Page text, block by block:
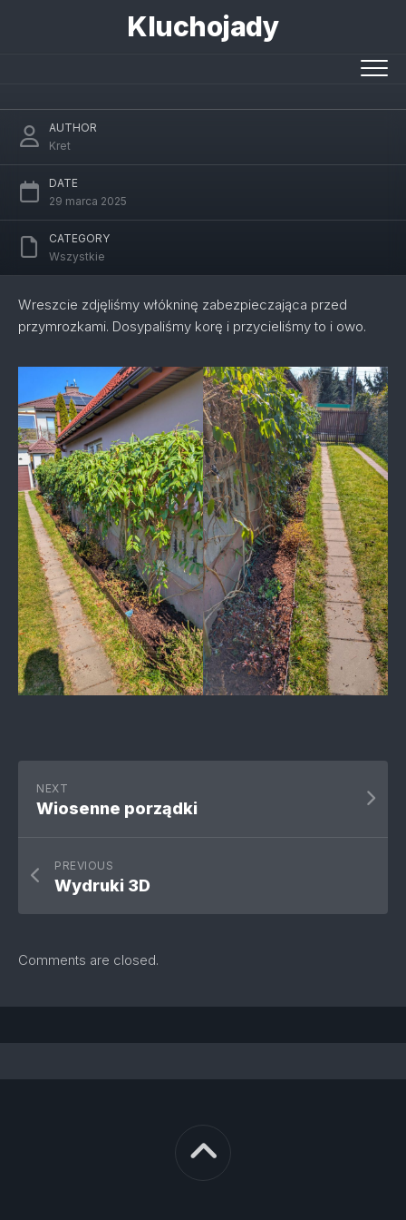
Kluchojady
AUTHOR
Kret
DATE
29 marca 2025
CATEGORY
Wszystkie
Wreszcie zdjęliśmy włókninę zabezpieczająca przed
przymrozkami. Dosypaliśmy korę i przycieliśmy to i owo.
NEXT
Wiosenne porządki
PREVIOUS
Wydruki 3D
Comments are closed.